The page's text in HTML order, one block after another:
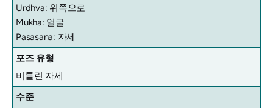
Urdhva: 위쪽으로
Mukha: 얼굴
Pasasana: 자세
포즈 유형
비틀린 자세
수준